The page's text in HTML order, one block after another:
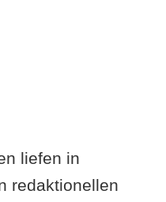
liefen in
redaktionellen